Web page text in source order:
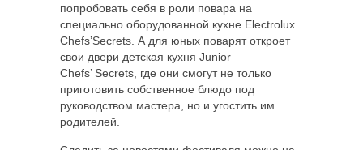
попробовать себя в роли повара на
специально оборудованной кухне Electrolux
Chefs’Secrets. А для юных поварят откроет
свои двери детская кухня Junior
Chefs’ Secrets, где они смогут не только
приготовить собственное блюдо под
руководством мастера, но и угостить им
родителей.